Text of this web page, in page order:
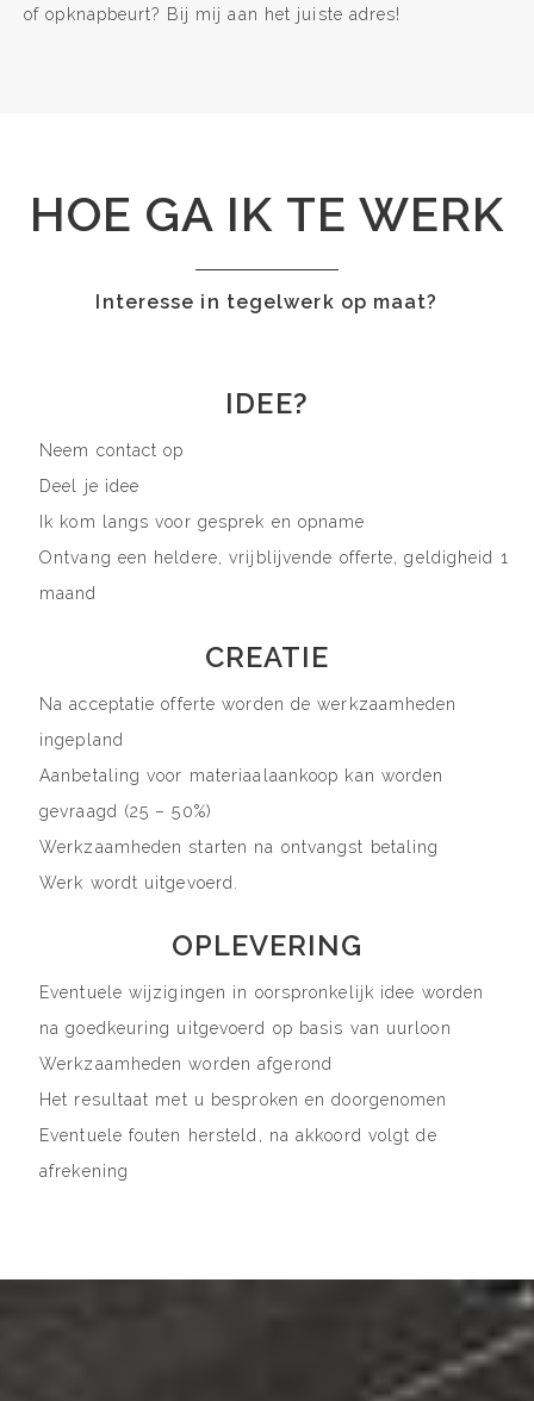
of opknapbeurt? Bij mij aan het juiste adres!
HOE GA IK TE WERK
Interesse in tegelwerk op maat?
IDEE?
Neem contact op
Deel je idee
Ik kom langs voor gesprek en opname
Ontvang een heldere, vrijblijvende offerte, geldigheid 1
maand
CREATIE
Na acceptatie offerte worden de werkzaamheden
ingepland
Aanbetaling voor materiaalaankoop kan worden
gevraagd (25 – 50%)
Werkzaamheden starten na ontvangst betaling
Werk wordt uitgevoerd.
OPLEVERING
Eventuele wijzigingen in oorspronkelijk idee worden
na goedkeuring uitgevoerd op basis van uurloon
Werkzaamheden worden afgerond
Het resultaat met u besproken en doorgenomen
Eventuele fouten hersteld, na akkoord volgt de
afrekening